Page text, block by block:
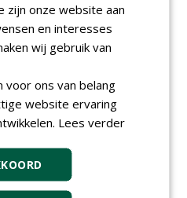
Banen
advertenties
zijn onze website aan
en interesses
wij gebruik van
voor ons van belang
website ervaring
Lees verder